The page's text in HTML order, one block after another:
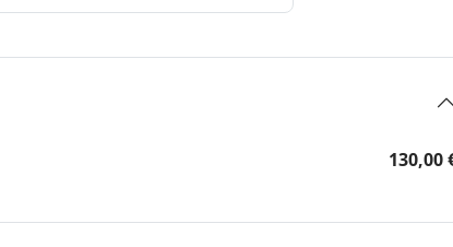
130,00